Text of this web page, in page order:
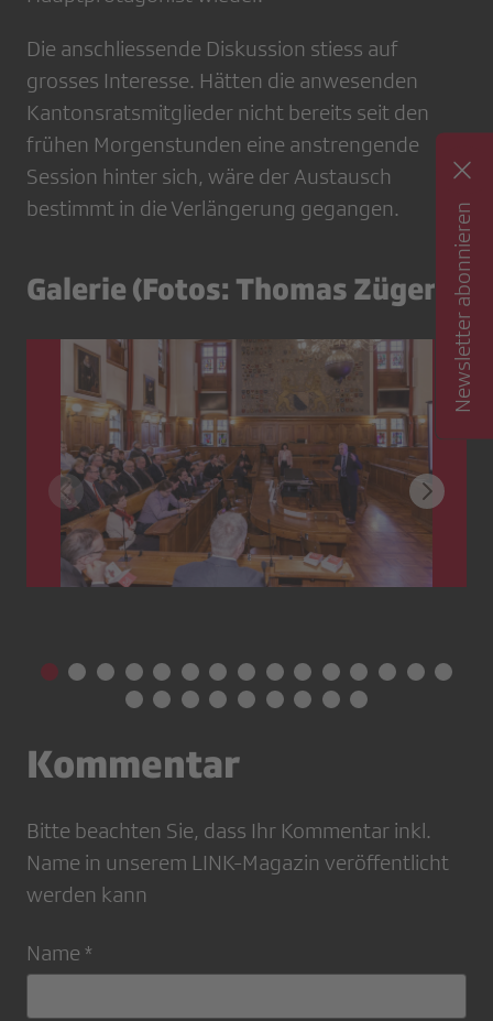
Die anschliessende Diskussion stiess auf
grosses Interesse. Hätten die anwesenden
Kantonsratsmitglieder nicht bereits seit den
frühen Morgenstunden eine anstrengende
Session hinter sich, wäre der Austausch
bestimmt in die Verlängerung gegangen.
Galerie (Fotos: Thomas Züger)
Kommentar
Bitte beachten Sie, dass Ihr Kommentar inkl.
Name in unserem LINK-Magazin veröffentlicht
werden kann
Name *
Newsletter abonnieren